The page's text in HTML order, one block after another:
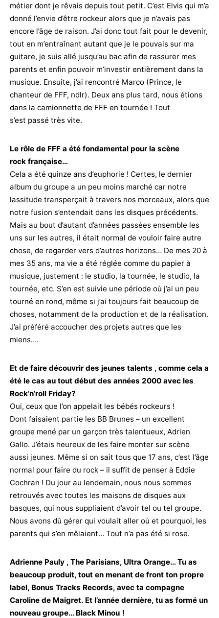
métier dont je rêvais depuis tout petit. C’est Elvis qui m’a
donné l’envie d’être rockeur alors que je n’avais pas
encore l’âge de raison. J’ai donc tout fait pour le devenir,
tout en m’entraînant autant que je le pouvais sur ma
guitare, je suis allé jusqu’au bac afin de rassurer mes
parents et enfin pouvoir m’investir entièrement dans la
musique. Ensuite, j’ai rencontré Marco (Prince, le
chanteur de FFF, ndlr). Deux ans plus tard, nous étions
dans la camionnette de FFF en tournée ! Tout
s’est passé très vite.
Le rôle de FFF a été fondamental pour la scène
rock française…
Cela a été quinze ans d’euphorie ! Certes, le dernier
album du groupe a un peu moins marché car notre
lassitude transperçait à travers nos morceaux, alors que
notre fusion s’entendait dans les disques précédents.
Mais au bout d’autant d’années passées ensemble les
uns sur les autres, il était normal de vouloir faire autre
chose, de regarder vers d’autres horizons… De mes 20 à
mes 35 ans, ma vie a été réglée comme du papier à
musique, justement : le studio, la tournée, le studio, la
tournée, etc. S’en est suivie une période où j’ai un peu
tourné en rond, même si j’ai toujours fait beaucoup de
choses, notamment de la production et de la réalisation.
J’ai préféré accoucher des projets autres que les
miens….
Et de faire découvrir des jeunes talents , comme cela a
été le cas au tout début des années 2000 avec les
Rock’n’roll Friday?
Oui, ceux que l’on appelait les bébés rockeurs !
Dont faisaient partie les BB Brunes – un excellent
groupe mené par un garçon très talentueux, Adrien
Gallo. J’étais heureux de les faire monter sur scène
aussi jeunes. Même si on sait tous que 17 ans, c’est l’âge
normal pour faire du rock – il suffit de penser à Eddie
Cochran ! Du jour au lendemain, nous nous sommes
retrouvés avec toutes les maisons de disques aux
basques, qui nous suppliaient d’avoir tel ou tel groupe.
Nous avons dû gérer qui voulait aller où et pourquoi, les
parents qui s’en mêlaient… Tout n’a pas été si rose.
Adrienne Pauly , The Parisians, Ultra Orange… Tu as
beaucoup produit, tout en menant de front ton propre
label, Bonus Tracks Records, avec ta compagne
Caroline de Maigret. Et l’année dernière, tu as formé un
nouveau groupe… Black Minou !